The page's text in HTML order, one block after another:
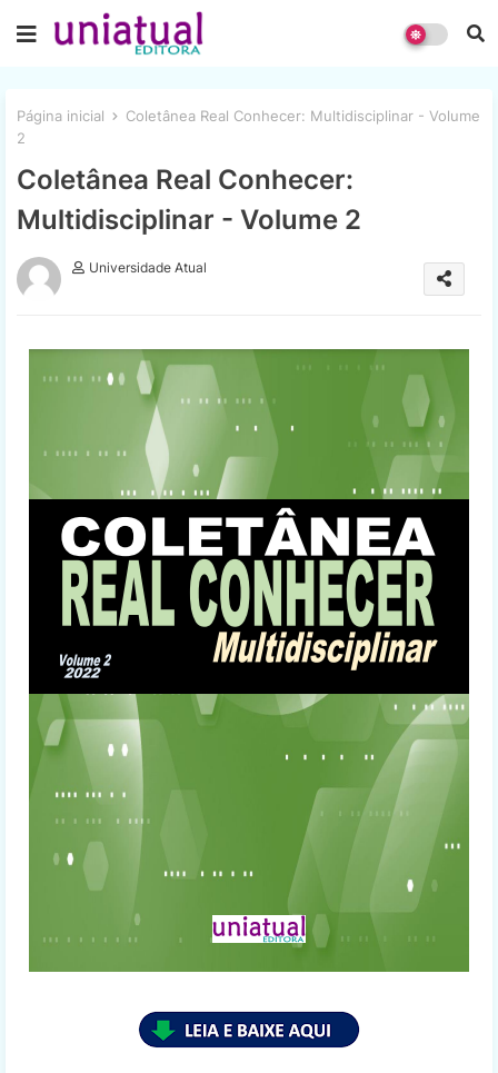
Página inicial
Coletânea Real Conhecer: Multidisciplinar - Volume
2
Coletânea Real Conhecer:
Multidisciplinar - Volume 2
Universidade Atual